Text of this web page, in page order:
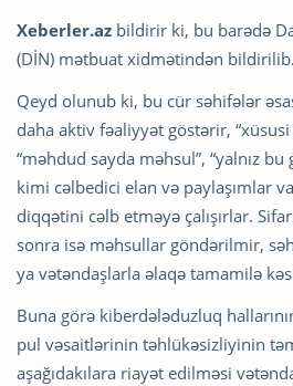
Xeberler.az bildirir ki, bu barədə
(DİN) mətbuat xidmətindən bildirilib.
Qeyd olunub ki, bu cür səhifələr
daha aktiv fəaliyyət göstərir,
“məhdud sayda məhsul”, “yalnız
kimi cəlbedici elan və paylaşımlar
diqqətini cəlb etməyə çalışırlar.
sonra isə məhsullar göndərilmir,
ya vətəndaşlarla əlaqə tamamilə
Buna görə kiberdələduzluq
pul vəsaitlərinin təhlükəsizliyinin
aşağıdakılara riayət edilməsi